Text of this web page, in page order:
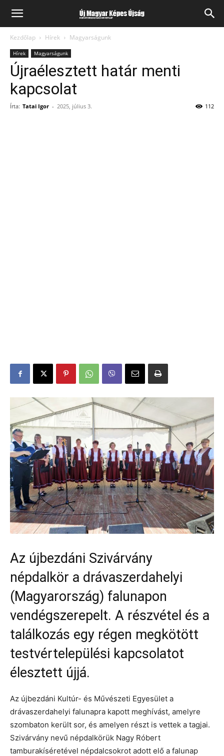
Kezdőlap Hírek Magyarságunk
Hírek Magyarságunk
Újraélesztett határ menti
kapcsolat
Írta: Tatai Igor - 2025, július 3. 112
Az újbezdáni Szivárvány
népdalkör a drávaszerdahelyi
(Magyarország) falunapon
vendégszerepelt. A részvétel és a
találkozás egy régen megkötött
testvértelepülési kapcsolatot
élesztett újjá.
Az újbezdáni Kultúr- és Művészeti Egyesület a
drávaszerdahelyi falunapra kapott meghívást, amelyre
szombaton került sor, és amelyen részt is vettek a tagjai.
Szivárvány nevű népdalkörük Nagy Róbert
tamburakíséretével népdalcsokrot adott elő a falunap